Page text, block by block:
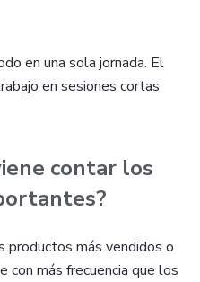
en una sola jornada. El
en sesiones cortas
contar los
productos más vendidos o
con más frecuencia que los